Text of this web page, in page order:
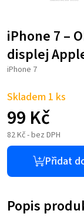
iPhone 7 –
displej
iPhone 7
Skladem 1 ks
99 Kč
82Kč- bez DPH
Přidat
Popis